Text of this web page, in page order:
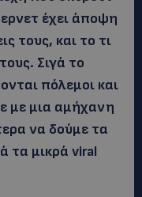
έχει άποψη
τους, και το τι
Σιγά το
πόλεμοι και
με μια αμήχανη
να δούμε τα
τα μικρά viral